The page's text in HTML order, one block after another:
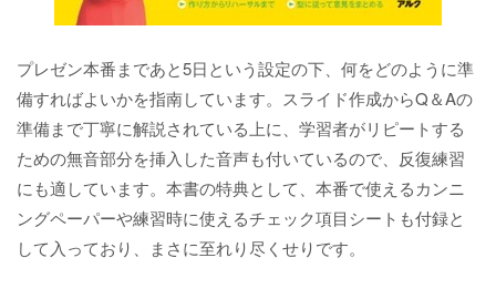
プレゼン本番まであと5日という設定の下、何をどのように準
備すればよいかを指南しています。スライド作成からQ＆Aの
準備まで丁寧に解説されている上に、学習者がリピートする
ための無音部分を挿入した音声も付いているので、反復練習
にも適しています。本書の特典として、本番で使えるカンニ
ングペーパーや練習時に使えるチェック項目シートも付録と
して入っており、まさに至れり尽くせりです。